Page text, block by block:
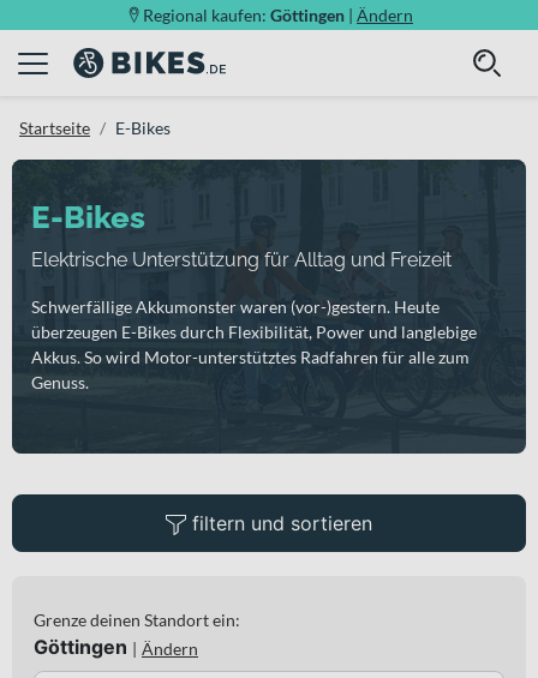
Regional kaufen: Göttingen | Ändern
Startseite E-Bikes
E-Bikes
Elektrische Unterstützung für Alltag und Freizeit
Schwerfällige Akkumonster waren (vor-)gestern. Heute
überzeugen E-Bikes durch Flexibilität, Power und langlebige
Akkus. So wird Motor-unterstütztes Radfahren für alle zum
Genuss.
filtern und sortieren
Grenze deinen Standort ein:
Göttingen | Ändern